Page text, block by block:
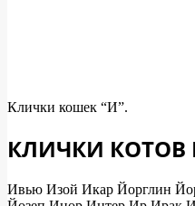
Клички кошек “И”.
КЛИЧКИ КОТОВ
Ивью Изой Икар Йорглин